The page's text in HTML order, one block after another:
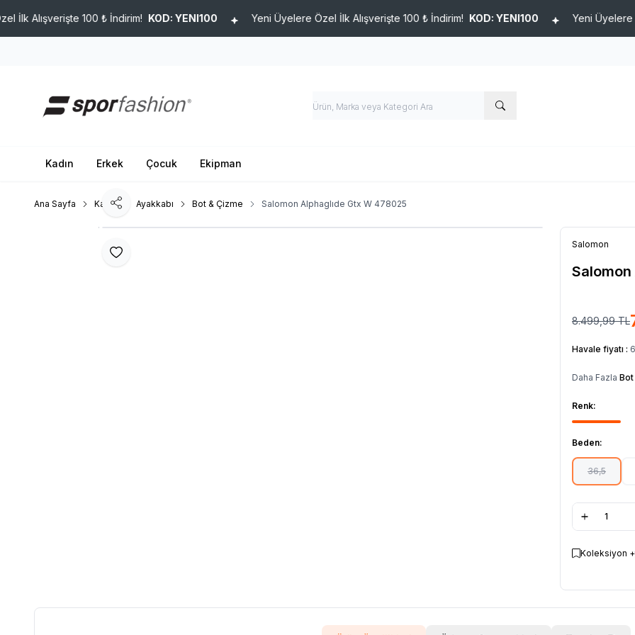
100 ₺ İndirim!KOD: YENI100 Yeni Üyelere Özel İlk Alışverişte 100 ₺ İndirim!KOD: YENI100 Yeni Üyelere Özel
Kadın Erkek Çocuk Ekipman
Ana Sayfa Kadın Ayakkabı Bot & Çizme Salomon Alphaglıde Gtx W 478025
Favoriye Ekle
Paylaş
Salomon
Salomon
8.499,99TL
Havale fiyatı :
Daha Fazla Bot
Renk:
Beden:
36,5
Koleksiyon +